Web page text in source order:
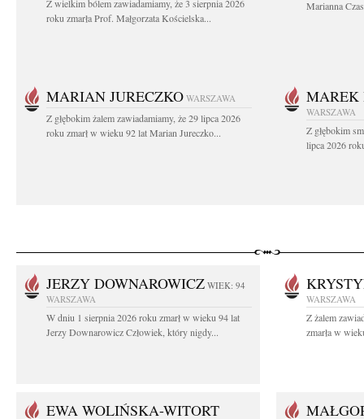
Z wielkim bólem zawiadamiamy, że 3 sierpnia 2026
roku zmarła Prof. Małgorzata Kościelska...
Marianna
MARIAN JURECZKO WARSZAWA
Z głębokim żalem zawiadamiamy, że 29 lipca 2026
roku zmarł w wieku 92 lat Marian Jureczko...
MAREK
WARSZAWA
Z głębokim
lipca 2026
JERZY DOWNAROWICZ WIEK: 94
WARSZAWA
W dniu 1 sierpnia 2026 roku zmarł w wieku 94 lat
Jerzy Downarowicz Człowiek, który nigdy...
WARSZAWA
Z żalem
zmarła w
EWA WOLIŃSKA-WITORT